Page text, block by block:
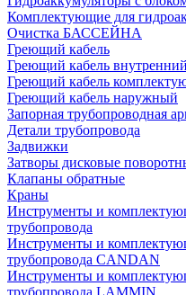
Комплектующие для
Очистка БАССЕЙНА
Греющий кабель
Греющий кабель внутренний
Греющий кабель
Греющий кабель наружный
Запорная трубопроводная
Детали трубопровода
Задвижки
Затворы дисковые
Клапаны обратные
Краны
Инструменты и
трубопровода
Инструменты и
трубопровода CANDAN
Инструменты и
трубопровода LAMMIN